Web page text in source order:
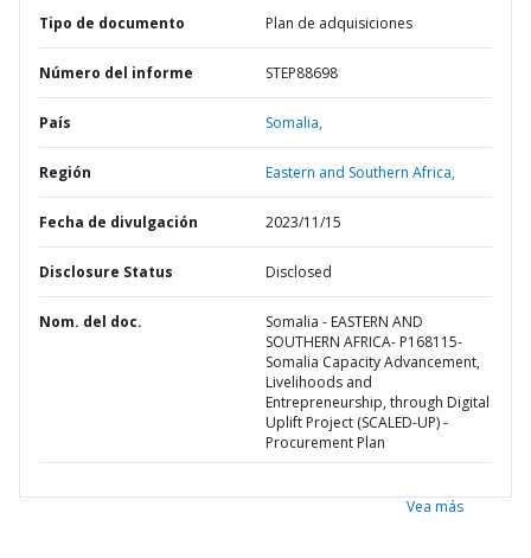
Tipo de documento Plan de adquisiciones
Número del informe STEP88698
País Somalia,
Región Eastern and Southern Africa,
Fecha de divulgación 2023/11/15
Disclosure Status Disclosed
Nom. del doc.
Somalia - EASTERN AND
SOUTHERN AFRICA- P168115-
Somalia Capacity Advancement,
Livelihoods and
Entrepreneurship, through Digital
Uplift Project (SCALED-UP) -
Procurement Plan
Vea más